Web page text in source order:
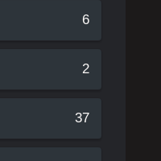
6
2
37